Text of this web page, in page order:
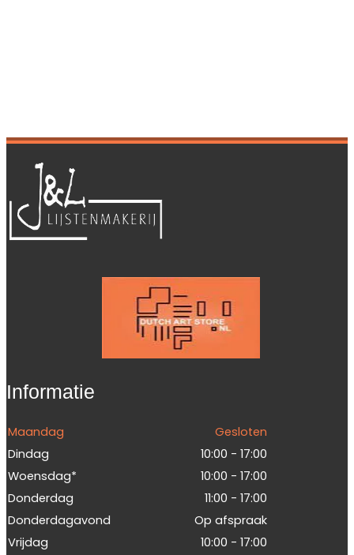
Informatie
Maandag
Gesloten
Dindag
10:00 - 17:00
Woensdag*
10:00 - 17:00
Donderdag
11:00 - 17:00
Donderdagavond
Op afspraak
Vrijdag
10:00 - 17:00